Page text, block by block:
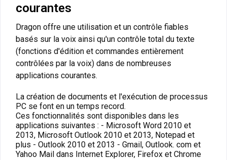
courantes
Dragon offre une utilisation et un contrôle fiables
basés sur la voix ainsi qu'un contrôle total du texte
(fonctions d'édition et commandes entièrement
contrôlées par la voix) dans de nombreuses
applications courantes.
La création de documents et l'exécution de processus
PC se font en un temps record.
Ces fonctionnalités sont disponibles dans les
applications suivantes : - Microsoft Word 2010 et
2013, Microsoft Outlook 2010 et 2013, Notepad et
plus - Outlook 2010 et 2013 - Gmail, Outlook. com et
Yahoo Mail dans Internet Explorer, Firefox et Chrome